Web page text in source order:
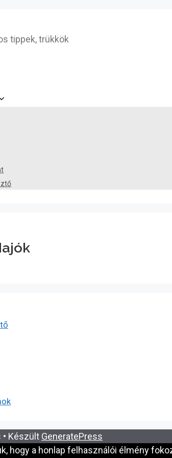
tippek, trükkök
• Készült GeneratePress
hogy a honlap felhasználói élmény